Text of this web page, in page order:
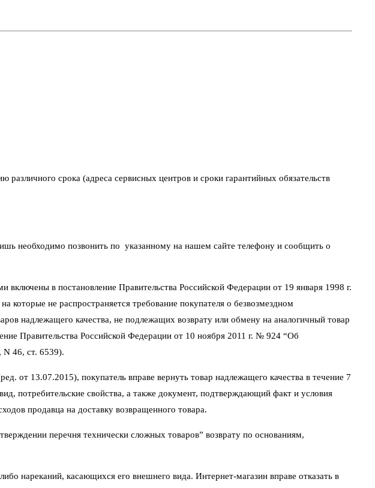
срока (адреса сервисных центров и сроки гарантийных обязательств
необходимо позвонить по указанному на нашем сайте телефону и сообщить о
в постановление Правительства Российской Федерации от 19 января 1998 г.
не распространяется требование покупателя о безвозмездном
надлежащего качества, не подлежащих возврату или обмену на аналогичный товар
Правительства Российской Федерации от 10 ноября 2011 г. № 924 “Об
N 46, ст. 6539).
от 13.07.2015), покупатель вправе вернуть товар надлежащего качества в течение 7
потребительские свойства, а также документ, подтверждающий факт и условия
продавца на доставку возвращенного товара.
перечня технически сложных товаров” возврату по основаниям,
нареканий, касающихся его внешнего вида. Интернет-магазин вправе отказать в